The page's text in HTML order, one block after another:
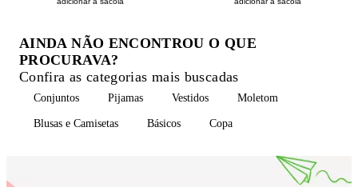
AINDA NÃO ENCONTROU O QUE
PROCURAVA?
Confira as categorias mais buscadas
Conjuntos Pijamas Vestidos Moletom
Blusas e Camisetas Básicos Copa